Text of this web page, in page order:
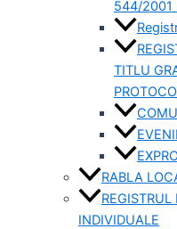
544/
TITLU
RABLA
INDIVIDUALE